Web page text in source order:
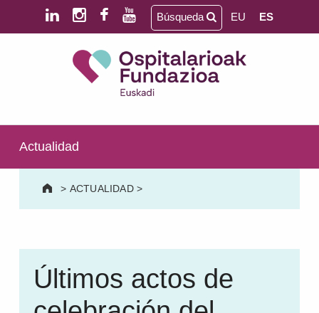
Saltar al contenido principal
Saltar al pie de página
SALUD MENTAL | DISCAPACIDAD INTELECTUAL | NEURORREHABILITACIÓN Y DAÑO CEREBRAL | PERSONA MAYOR
Búsqueda EU ES
Actualidad
> ACTUALIDAD>
Últimos actos de